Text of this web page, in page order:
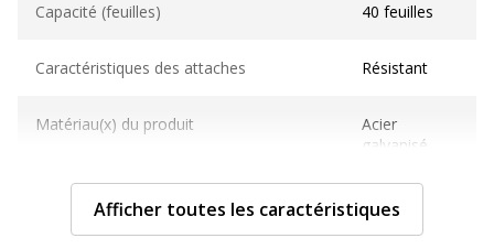
Capacité (feuilles) 40 feuilles
Caractéristiques des attaches Résistant
Matériau(x) du produit
Acier
galvanisé
Revêtement Zingué
Afficher toutes les caractéristiques